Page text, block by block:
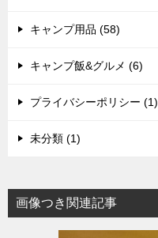
キャンプ用品 (58)
キャンプ飯&グルメ (6)
プライバシーポリシー (1)
未分類 (1)
画像つき関連記事